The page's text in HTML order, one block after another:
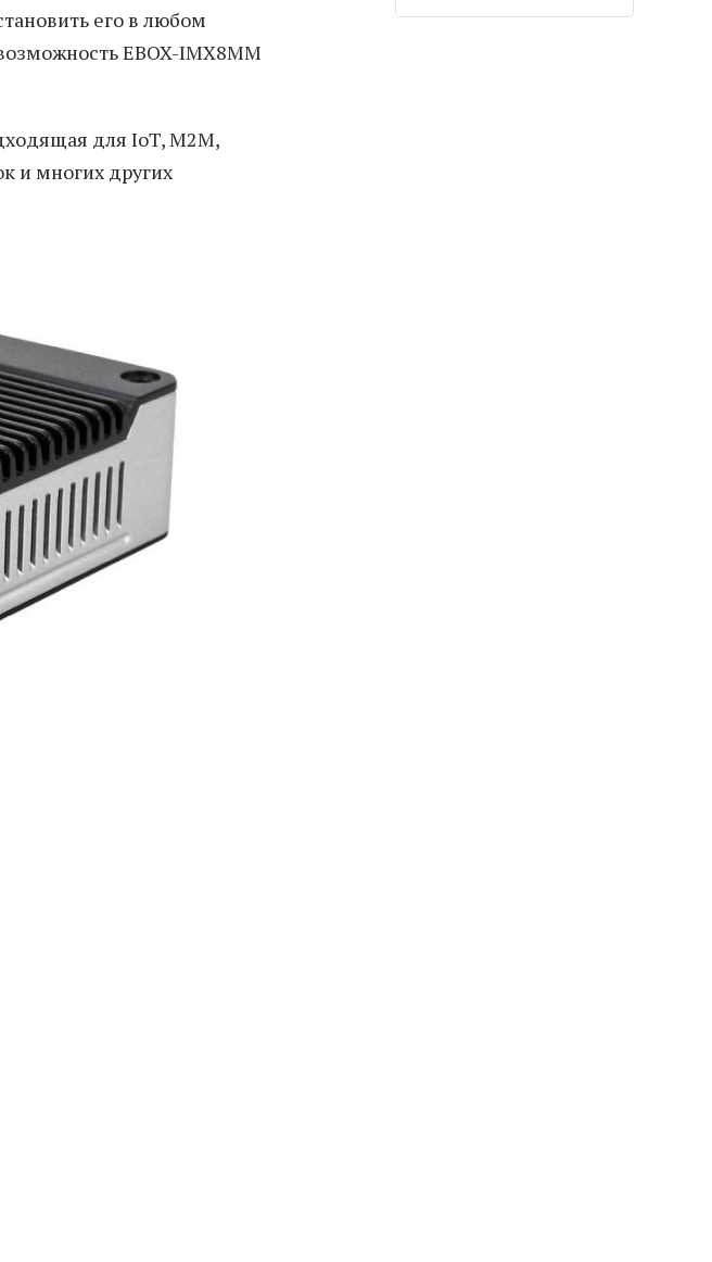
его в любом
EBOX-IMX8MM
для IoT, M2M,
и многих других